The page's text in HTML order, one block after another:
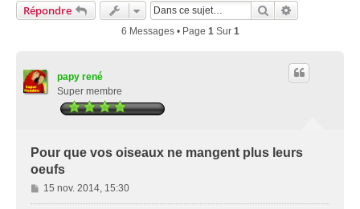
Répondre Rechercher
6 Messages • Page 1 Sur 1
papy rené
Super membre
Pour que vos oiseaux ne mangent plus leurs
oeufs
M
e
15 nov. 2014, 15:30